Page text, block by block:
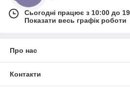
Сьогодні працює з 10:00 до
Показати весь графік роботи
Про нас
Контакти